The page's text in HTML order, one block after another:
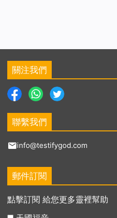
關注我們
聯繫我們
info@testifygod.com
郵件訂閱
點擊訂閱 給您更多靈裡幫助